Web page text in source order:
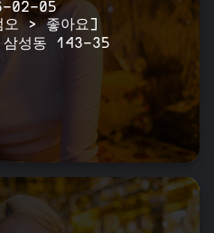
02-05
> 좋아요]
삼성동 143-35